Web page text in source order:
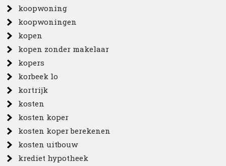
koopwoning
koopwoningen
kopen
kopen zonder makelaar
kopers
korbeek lo
kortrijk
kosten
kosten koper
kosten koper berekenen
kosten uitbouw
krediet hypotheek